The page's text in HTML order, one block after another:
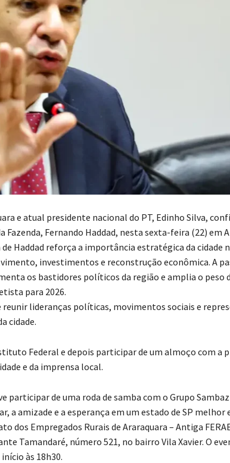
e atual presidente nacional do PT, Edinho Silva,
Fazenda, Fernando Haddad, nesta sexta-feira (22) em
Haddad reforça a importância estratégica da cidade
investimentos e reconstrução econômica. A
os bastidores políticos da região e amplia o peso
para 2026.
reunir lideranças políticas, movimentos sociais e
cidade.
Federal e depois participar de um almoço com a
e da imprensa local.
participar de uma roda de samba com o Grupo
a amizade e a esperança em um estado de SP melhor
dos Empregados Rurais de Araraquara – Antiga
Tamandaré, número 521, no bairro Vila Xavier. O
às 18h30.